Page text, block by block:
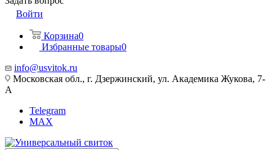
Войти
Корзина0
Избранные товары0
info@usvitok.ru
Московская обл., г. Дзержинский, ул. Академика Жукова, 7-
А
Telegram
MAX